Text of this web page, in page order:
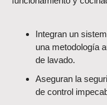
Integran un
una metodología
de lavado.
Aseguran la
de control